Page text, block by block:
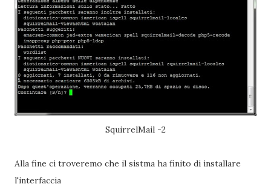
SquirrelMail -2
Alla fine ci troveremo che il sistma ha finito di installare
l'interfaccia